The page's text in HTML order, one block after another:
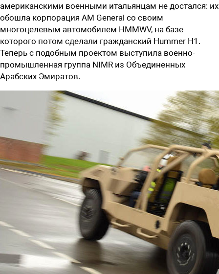
американскими военными итальянцам не достался: их
обошла корпорация AM General со своим
многоцелевым автомобилем HMMWV, на базе
которого потом сделали гражданский Hummer H1.
Теперь с подобным проектом выступила военно-
промышленная группа NIMR из Объединенных
Арабских Эмиратов.